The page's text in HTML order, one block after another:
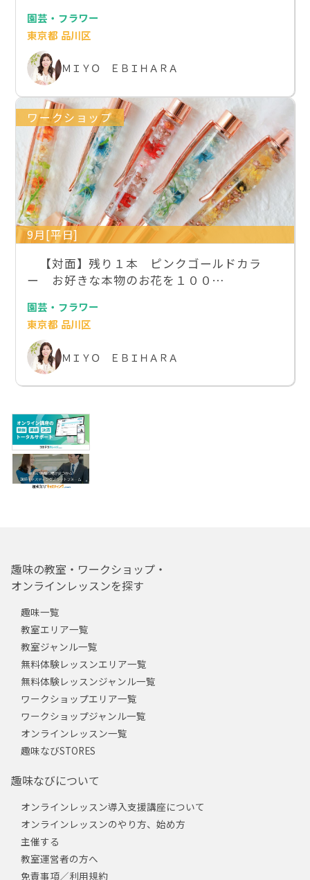
園芸・フラワー
東京都 品川区
ＭＩＹＯ ＥＢＩＨＡＲＡ
ワークショップ
9月[平日]
【対面】残り１本 ピンクゴールドカラ
ー お好きな本物のお花を１００…
園芸・フラワー
東京都 品川区
ＭＩＹＯ ＥＢＩＨＡＲＡ
趣味の教室・ワークショップ・
オンラインレッスンを探す
趣味一覧
教室エリア一覧
教室ジャンル一覧
無料体験レッスンエリア一覧
無料体験レッスンジャンル一覧
ワークショップエリア一覧
ワークショップジャンル一覧
オンラインレッスン一覧
趣味なびSTORES
趣味なびについて
オンラインレッスン導入支援講座について
オンラインレッスンのやり方、始め方
主催する
教室運営者の方へ
免責事項／利用規約